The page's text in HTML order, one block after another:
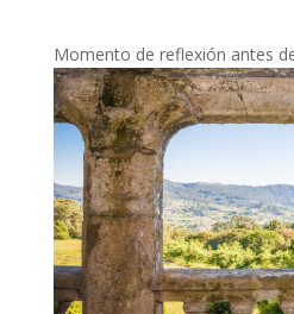
Momento de reflexión antes